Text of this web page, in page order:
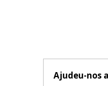
Ajudeu-nos